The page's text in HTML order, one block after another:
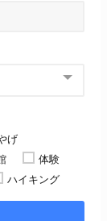
げ
体験
ハイキング